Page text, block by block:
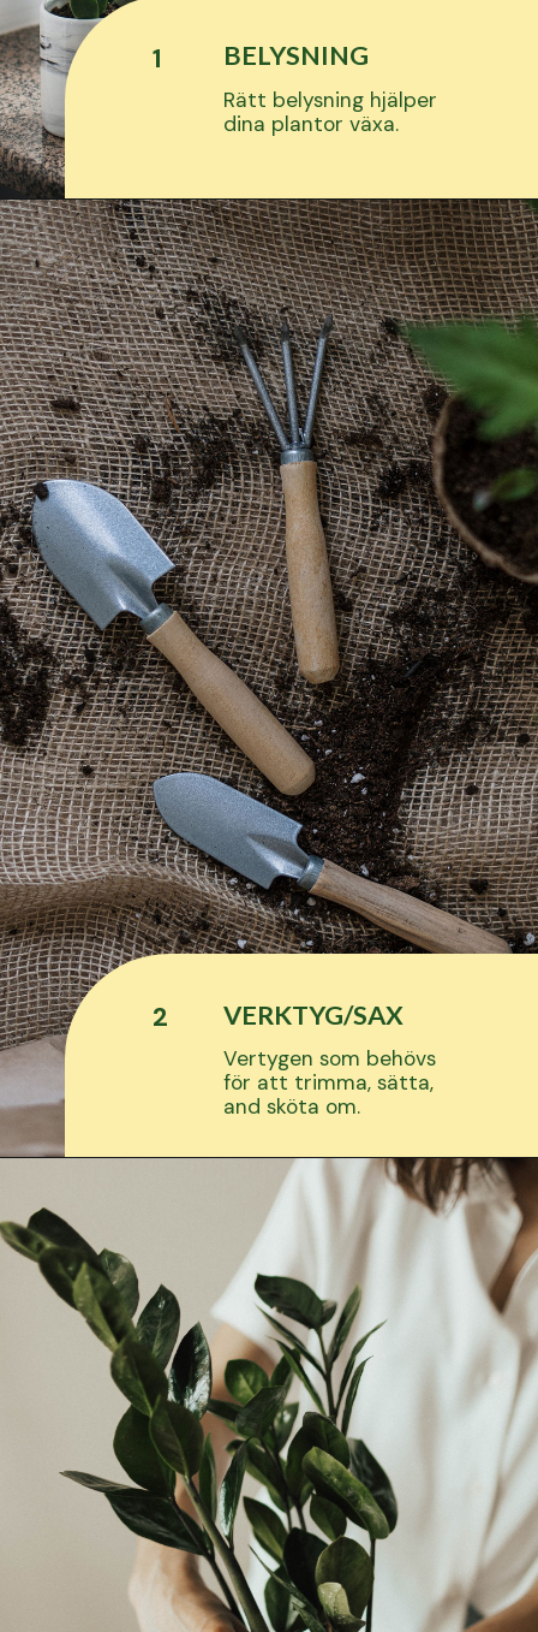
1 BELYSNING
Rätt belysning hjälper
dina plantor växa.
2 VERKTYG/SAX
Vertygen som behövs
för att trimma, sätta,
and sköta om.